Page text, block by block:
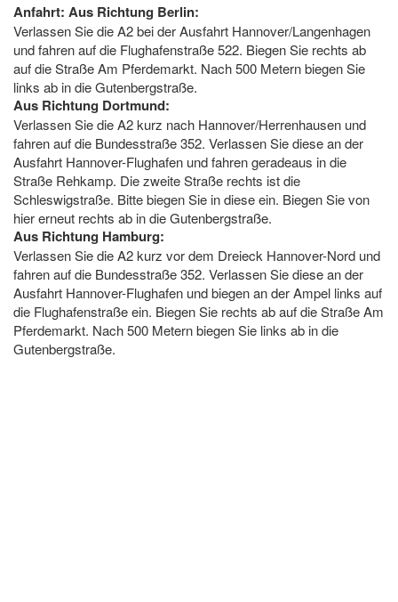
Anfahrt: Aus Richtung Berlin:
Verlassen Sie die A2 bei der Ausfahrt Hannover/Langenhagen
und fahren auf die Flughafenstraße 522. Biegen Sie rechts ab
auf die Straße Am Pferdemarkt. Nach 500 Metern biegen Sie
links ab in die Gutenbergstraße.
Aus Richtung Dortmund:
Verlassen Sie die A2 kurz nach Hannover/Herrenhausen und
fahren auf die Bundesstraße 352. Verlassen Sie diese an der
Ausfahrt Hannover-Flughafen und fahren geradeaus in die
Straße Rehkamp. Die zweite Straße rechts ist die
Schleswigstraße. Bitte biegen Sie in diese ein. Biegen Sie von
hier erneut rechts ab in die Gutenbergstraße.
Aus Richtung Hamburg:
Verlassen Sie die A2 kurz vor dem Dreieck Hannover-Nord und
fahren auf die Bundesstraße 352. Verlassen Sie diese an der
Ausfahrt Hannover-Flughafen und biegen an der Ampel links auf
die Flughafenstraße ein. Biegen Sie rechts ab auf die Straße Am
Pferdemarkt. Nach 500 Metern biegen Sie links ab in die
Gutenbergstraße.